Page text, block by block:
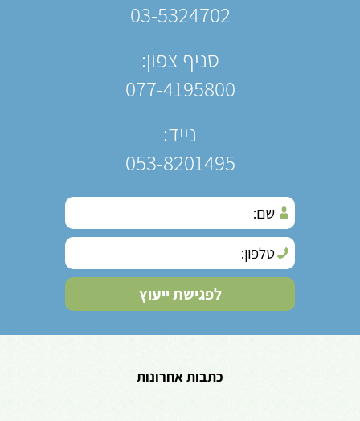
03-5324702
סניף צפון:
077-4195800
נייד:
053-8201495
כתבות אחרונות